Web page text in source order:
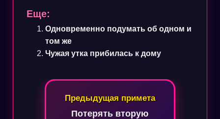
Еще:
Одновременно подумать об одном и
том же
Чужая утка прибилась к дому
Навигация
Предыдущая примета
Потерять вторую